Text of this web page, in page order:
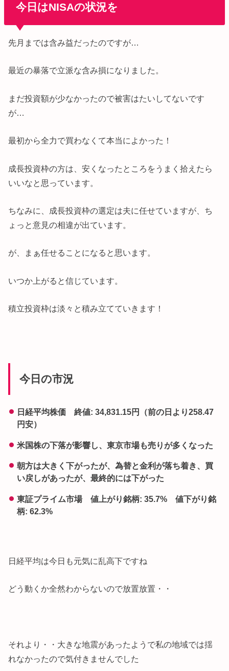
今日はNISAの状況を
先月までは含み益だったのですが…
最近の暴落で立派な含み損になりました。
まだ投資額が少なかったので被害はたいしてないです
が…
最初から全力で買わなくて本当によかった！
成長投資枠の方は、安くなったところをうまく拾えたら
いいなと思っています。
ちなみに、成長投資枠の選定は夫に任せていますが、ち
ょっと意見の相違が出ています。
が、まぁ任せることになると思います。
いつか上がると信じています。
積立投資枠は淡々と積み立てていきます！
今日の市況
日経平均株価 終値: 34,831.15円（前の日より258.47
円安）
米国株の下落が影響し、東京市場も売りが多くなった
朝方は大きく下がったが、為替と金利が落ち着き、買
い戻しがあったが、最終的には下がった
東証プライム市場 値上がり銘柄: 35.7% 値下がり銘
柄: 62.3%
日経平均は今日も元気に乱高下ですね
どう動くか全然わからないので放置放置・・
それより・・大きな地震があったようで私の地域では揺
れなかったので気付きませんでした